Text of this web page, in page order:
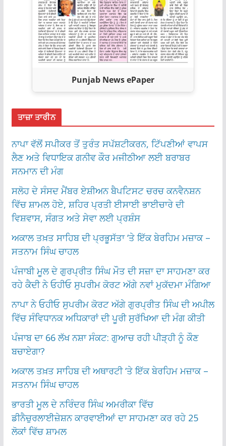
Punjab News ePaper
ਤਾਜ਼ਾ ਤਾਰੀਨ
ਨਾਪਾ ਵੱਲੋਂ ਸਪੀਕਰ ਤੋਂ ਤੁਰੰਤ ਸਪੱਸ਼ਟੀਕਰਨ, ਟਿੱਪਣੀਆਂ ਵਾਪਸ
ਲੈਣ ਅਤੇ ਵਿਧਾਇਕ ਗਨੀਵ ਕੌਰ ਮਜੀਠੀਆ ਲਈ ਬਰਾਬਰ
ਸਨਮਾਨ ਦੀ ਮੰਗ
ਸਲੋਹ ਦੇ ਸੰਸਦ ਮੈਂਬਰ ਏਸ਼ੀਅਨ ਬੈਪਟਿਸਟ ਚਰਚ ਕਨਵੈਨਸ਼ਨ
ਵਿੱਚ ਸ਼ਾਮਲ ਹੋਏ, ਸ਼ਹਿਰ ਪ੍ਰਤੀ ਈਸਾਈ ਭਾਈਚਾਰੇ ਦੀ
ਵਿਸ਼ਵਾਸ, ਸੰਗਤ ਅਤੇ ਸੇਵਾ ਲਈ ਪ੍ਰਸ਼ੰਸ
ਅਕਾਲ ਤਖ਼ਤ ਸਾਹਿਬ ਦੀ ਪ੍ਰਭੂਸੱਤਾ ‘ਤੇ ਇੱਕ ਬੇਰਹਿਮ ਮਜ਼ਾਕ –
ਸਤਨਾਮ ਸਿੰਘ ਚਾਹਲ
ਪੰਜਾਬੀ ਮੂਲ ਦੇ ਗੁਰਪ੍ਰੀਤ ਸਿੰਘ ਮੌਤ ਦੀ ਸਜ਼ਾ ਦਾ ਸਾਹਮਣਾ ਕਰ
ਰਹੇ ਕੈਦੀ ਨੇ ਓਹੀਓ ਸੁਪਰੀਮ ਕੋਰਟ ਅੱਗੇ ਨਵਾਂ ਮੁਕੱਦਮਾ ਮੰਗਿਆ
ਨਾਪਾ ਨੇ ਓਹੀਓ ਸੁਪਰੀਮ ਕੋਰਟ ਅੱਗੇ ਗੁਰਪ੍ਰੀਤ ਸਿੰਘ ਦੀ ਅਪੀਲ
ਵਿੱਚ ਸੰਵਿਧਾਨਕ ਅਧਿਕਾਰਾਂ ਦੀ ਪੂਰੀ ਸੁਰੱਖਿਆ ਦੀ ਮੰਗ ਕੀਤੀ
ਪੰਜਾਬ ਦਾ 66 ਲੱਖ ਨਸ਼ਾ ਸੰਕਟ: ਗੁਆਚ ਰਹੀ ਪੀੜ੍ਹੀ ਨੂੰ ਕੌਣ
ਬਚਾਏਗਾ?
ਅਕਾਲ ਤਖ਼ਤ ਸਾਹਿਬ ਦੀ ਅਥਾਰਟੀ ‘ਤੇ ਇੱਕ ਬੇਰਹਿਮ ਮਜ਼ਾਕ –
ਸਤਨਾਮ ਸਿੰਘ ਚਾਹਲ
ਭਾਰਤੀ ਮੂਲ ਦੇ ਨਰਿੰਦਰ ਸਿੰਘ ਅਮਰੀਕਾ ਵਿੱਚ
ਡੀਨੈਚੁਰਲਾਈਜ਼ੇਸ਼ਨ ਕਾਰਵਾਈਆਂ ਦਾ ਸਾਹਮਣਾ ਕਰ ਰਹੇ 25
ਲੋਕਾਂ ਵਿੱਚ ਸ਼ਾਮਲ